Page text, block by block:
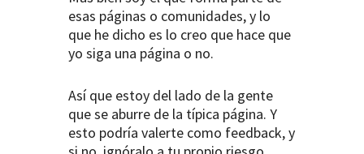
esas páginas o comunidades, y lo
que he dicho es lo creo que hace que
yo siga una página o no.
Así que estoy del lado de la gente
que se aburre de la típica página. Y
esto podría valerte como feedback, y